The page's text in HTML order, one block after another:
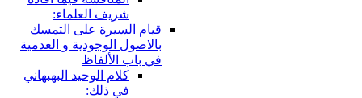
شريف العلماء:
قيام السيرة على التمسك
بالاصول الوجودية و العدمية
في باب الألفاظ
كلام الوحيد البهبهاني
في ذلك: